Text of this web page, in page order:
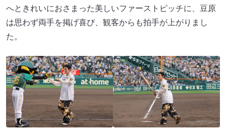
へときれいにおさまった美しいファーストピッチに、豆原
は思わず両手を掲げ喜び、観客からも拍手が上がりまし
た。